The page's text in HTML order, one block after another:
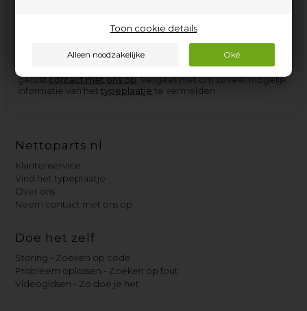
Toon cookie details
zo snel aanschaffen dat u niet langer dan een paar dagen op
Als u hulp nodig heeft bij het vinden van het juiste
reserveonderdeel voor uw Jupiter-apparaat, neem dan
gerustcontact met ons op. Vergeet niet om zoveel mogelijk
informatie van hettypeplaatje te vermelden.
Nettoparts.nl
Klantenservice
Vind het typeplaatje
Over ons
Neem contact met ons op
Doe het zelf
Storing - Zoeken op code
Probleem oplossen - Zoeken op fout
Videogidsen - Zo doe je het